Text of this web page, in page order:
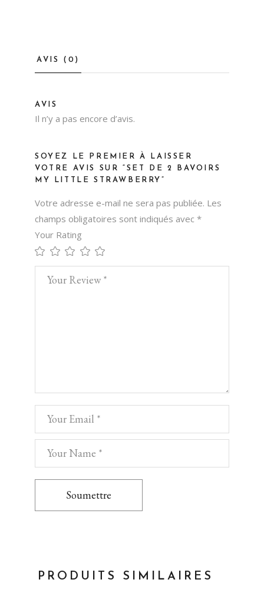
AVIS (0)
AVIS
Il n’y a pas encore d’avis.
SOYEZ LE PREMIER À LAISSER
VOTRE AVIS SUR “SET DE 2 BAVOIRS
MY LITTLE STRAWBERRY”
Votre adresse e-mail ne sera pas publiée. Les
champs obligatoires sont indiqués avec *
Your Rating
Soumettre
PRODUITS SIMILAIRES